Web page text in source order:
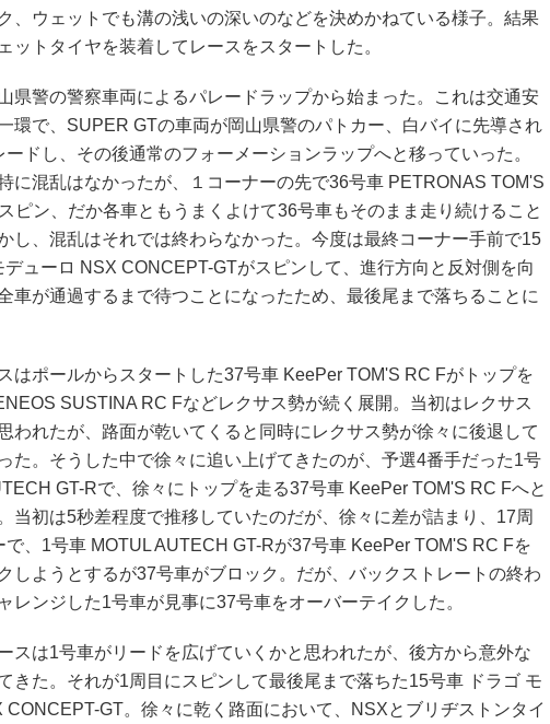
、ウェットでも溝の浅いの深いのなどを決めかねている様子。結果
ットタイヤを装着してレースをスタートした。
県警の警察車両によるパレードラップから始まった。これは交通安
環で、SUPER GTの車両が岡山県警のパトカー、白バイに先導され
ードし、その後通常のフォーメーションラップへと移っていった。
に混乱はなかったが、１コーナーの先で36号車 PETRONAS TOM'S
ピン、だか各車ともうまくよけて36号車もそのまま走り続けること
し、混乱はそれでは終わらなかった。今度は最終コーナー手前で15
デューロ NSX CONCEPT-GTがスピンして、進行方向と反対側を向
車が通過するまで待つことになったため、最後尾まで落ちることに
はポールからスタートした37号車 KeePer TOM'S RC Fがトップを
SUSTINA RC Fなどレクサス勢が続く展開。当初はレクサス
われたが、路面が乾いてくると同時にレクサス勢が徐々に後退して
た。そうした中で徐々に追い上げてきたのが、予選4番手だった1号
GT-Rで、徐々にトップを走る37号車 KeePer TOM'S RC Fへと
当初は5秒差程度で推移していたのだが、徐々に差が詰まり、17周
で、1号車 MOTUL AUTECH GT-Rが37号車 KeePer TOM'S RC Fを
しようとするが37号車がブロック。だが、バックストレートの終わ
レンジした1号車が見事に37号車をオーバーテイクした。
スは1号車がリードを広げていくかと思われたが、後方から意外な
きた。それが1周目にスピンして最後尾まで落ちた15号車 ドラゴ モ
CONCEPT-GT。徐々に乾く路面において、NSXとブリヂストンタイ